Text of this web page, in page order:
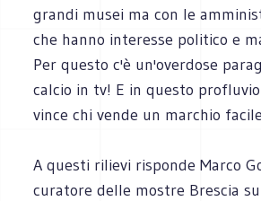
grandi musei ma con le
che hanno interesse politico e
Per questo c'è un'overdose
calcio in tv! E in questo
vince chi vende un marchio
A questi rilievi risponde Marco
curatore delle mostre Brescia